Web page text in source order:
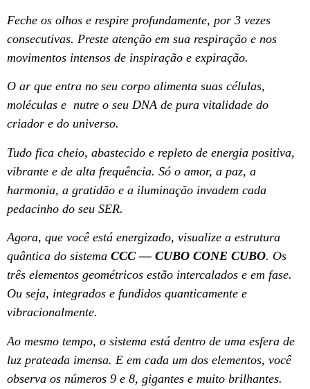
Feche os olhos e respire profundamente, por 3 vezes
consecutivas. Preste atenção em sua respiração e nos
movimentos intensos de inspiração e expiração.
O ar que entra no seu corpo alimenta suas células,
moléculas e nutre o seu DNA de pura vitalidade do
criador e do universo.
Tudo fica cheio, abastecido e repleto de energia positiva,
vibrante e de alta frequência. Só o amor, a paz, a
harmonia, a gratidão e a iluminação invadem cada
pedacinho do seu SER.
Agora, que você está energizado, visualize a estrutura
quântica do sistema CCC — CUBO CONE CUBO. Os
três elementos geométricos estão intercalados e em fase.
Ou seja, integrados e fundidos quanticamente e
vibracionalmente.
Ao mesmo tempo, o sistema está dentro de uma esfera de
luz prateada imensa. E em cada um dos elementos, você
observa os números 9 e 8, gigantes e muito brilhantes.